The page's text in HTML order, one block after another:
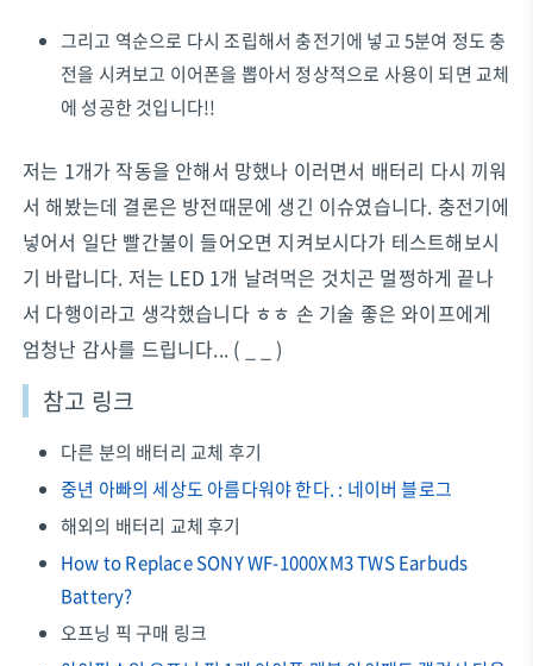
그리고 역순으로 다시 조립해서 충전기에 넣고 5분여 정도 충
전을 시켜보고 이어폰을 뽑아서 정상적으로 사용이 되면 교체
에 성공한 것입니다!!
저는 1개가 작동을 안해서 망했나 이러면서 배터리 다시 끼워
서 해봤는데 결론은 방전때문에 생긴 이슈였습니다. 충전기에
넣어서 일단 빨간불이 들어오면 지켜보시다가 테스트해보시
기 바랍니다. 저는 LED 1개 날려먹은 것치곤 멀쩡하게 끝나
서 다행이라고 생각했습니다 ㅎㅎ 손 기술 좋은 와이프에게
엄청난 감사를 드립니다... ( _ _ )
참고 링크
다른 분의 배터리 교체 후기
중년 아빠의 세상도 아름다워야 한다. : 네이버 블로그
해외의 배터리 교체 후기
How to Replace SONY WF-1000XM3 TWS Earbuds
Battery?
오프닝 픽 구매 링크